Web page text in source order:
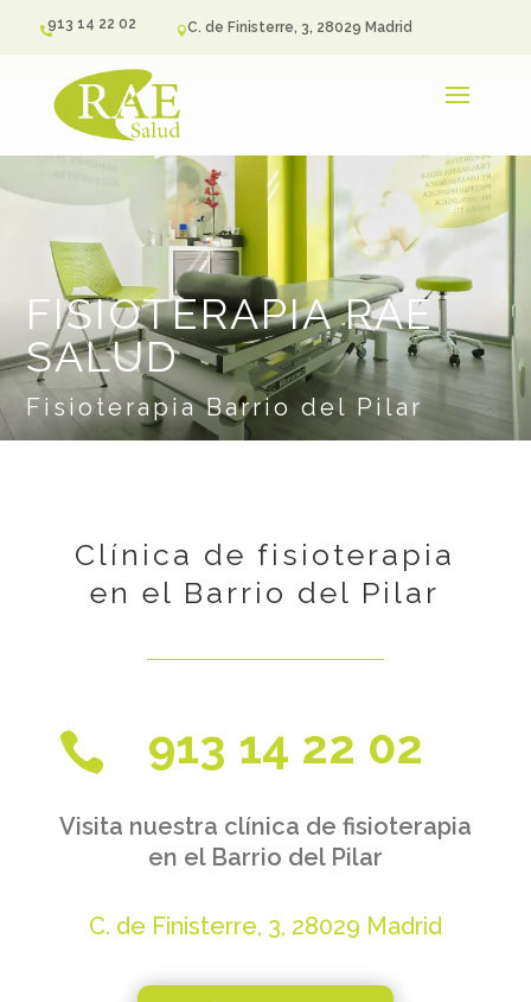
913 14 22 02 C. de Finisterre, 3, 28029 Madrid
FISIOTERAPIA RAE
SALUD
Fisioterapia Barrio del Pilar
Clínica de fisioterapia
en el Barrio del Pilar
 913 14 22 02
Visita nuestra clínica de fisioterapia
en el Barrio del Pilar
C. de Finisterre, 3, 28029 Madrid